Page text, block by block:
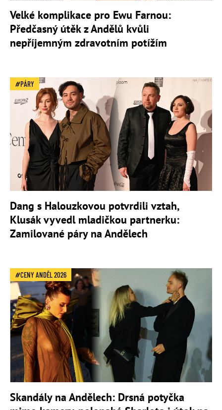
Velké komplikace pro Ewu Farnou:
Předčasný útěk z Andělů kvůli
nepříjemným zdravotním potížím
PÁRY
Dang s Halouzkovou potvrdili vztah,
Klusák vyvedl mladičkou partnerku:
Zamilované páry na Andělech
CENY ANDĚL 2026
Skandály na Andělech: Drsná potyčka